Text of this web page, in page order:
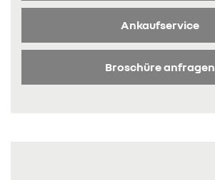
Ankaufservice
Broschüre anfragen